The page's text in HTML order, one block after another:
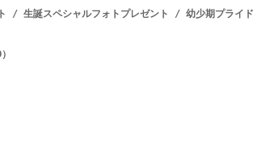
/ 生誕スペシャルフォトプレゼント / 幼少期プライド